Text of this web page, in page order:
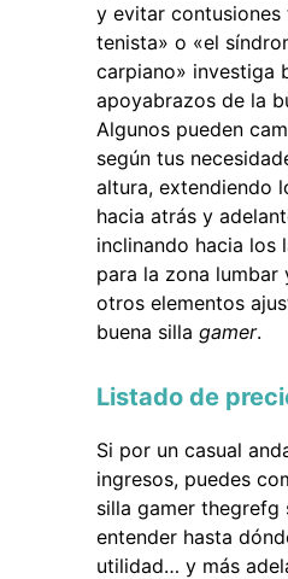
y evitar
tenista» o «el
carpiano» investiga
apoyabrazos de la
Algunos pueden
según tus
altura, extendiendo
hacia atrás y
inclinando hacia los
para la zona lumbar
otros elementos
buena silla gamer.
Listado de
Si por un casual
ingresos, puedes
silla gamer thegrefg
entender hasta
utilidad… y más